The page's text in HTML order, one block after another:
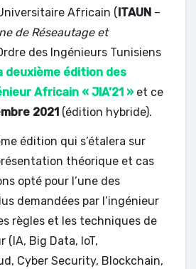
Africain (ITAUN –
de Réseautage et
des Ingénieurs Tunisiens
deuxième édition des
Africain « JIA’21 »et ce
2021 (édition hybride).
édition qui s’étalera sur
théorique et cas
opté pour l’une des
demandées par l’ingénieur
règles et les techniques de
(IA, Big Data, IoT,
Cyber Security, Blockchain,